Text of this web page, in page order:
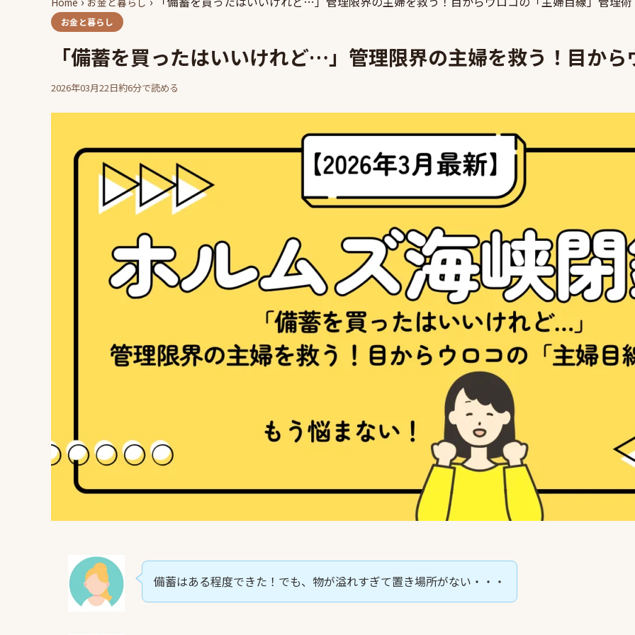
お金と暮らし
「備蓄を買ったはいいけれど…」管理限界の主婦を救う！目か
2026年03月22日約6分で読める
備蓄はある程度できた！でも、物が溢れすぎて置き場所がない・・・